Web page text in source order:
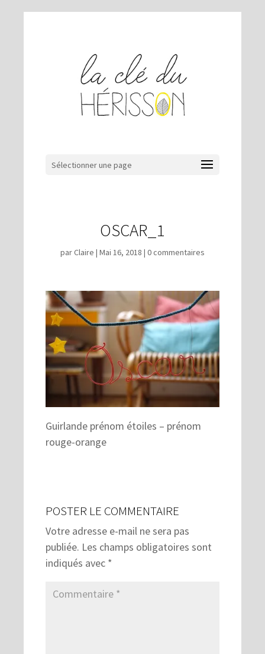
Sélectionner une page
OSCAR_1
parClaire | Mai 16, 2018 | 0 commentaires
Guirlande prénom étoiles – prénom
rouge-orange
POSTER LE COMMENTAIRE
Votre adresse e-mail ne sera pas
publiée. Les champs obligatoires sont
indiqués avec *